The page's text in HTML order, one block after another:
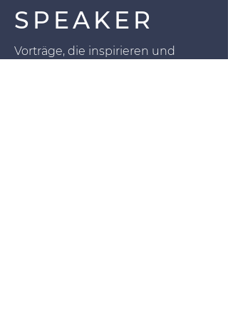
SPEAKER
Vorträge, die inspirieren und